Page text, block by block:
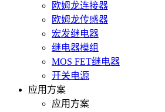
欧姆龙连接器
欧姆龙传感器
宏发继电器
继电器模组
MOS FET继电器
开关电源
应用方案
应用方案